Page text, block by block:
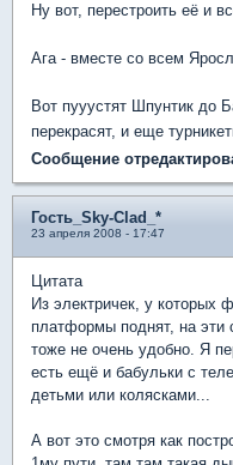
Ну вот, перестроить её и
Ага - вместе со всем
Вот пууустят Шпунтик до
перекрасят, и еще
Сообщение
Гость_Sky-Clad_*
23 апреля 2008 - 17:47
Цитата
Из электричек, у которых
платформы поднят, на
тоже не очень удобно. Я
есть ещё и бабульки с
детьми или колясками...
А вот это смотря как